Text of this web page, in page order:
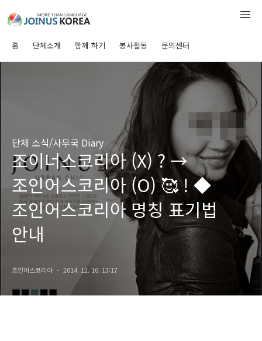
홈 단체소개 함께 하기 봉사활동 문의센터
단체 소식/사무국 Diary
조이너스코리아 (X) ? →
조인어스코리아 (O) 🥰 ! ◆
조인어스코리아 명칭 표기법
안내
조인어스코리아 2014. 12. 16. 13:17